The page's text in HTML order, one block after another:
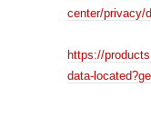
center/privacy/
https://
data-